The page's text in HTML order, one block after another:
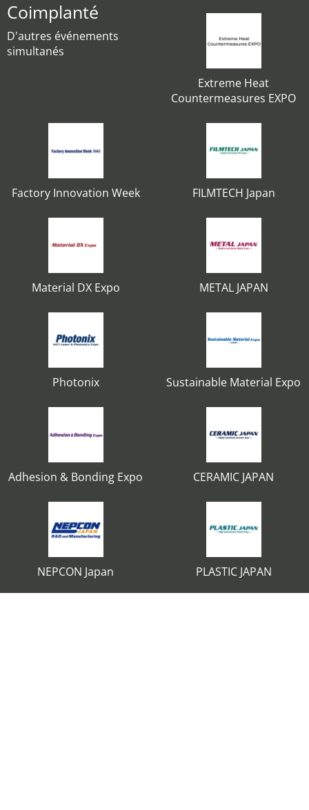
Coimplanté
D'autres événements
simultanés
Extreme Heat
Countermeasures EXPO
Factory Innovation Week FILMTECH Japan
Material DX Expo METAL JAPAN
Photonix Sustainable Material Expo
Adhesion & Bonding Expo CERAMIC JAPAN
NEPCON Japan PLASTIC JAPAN